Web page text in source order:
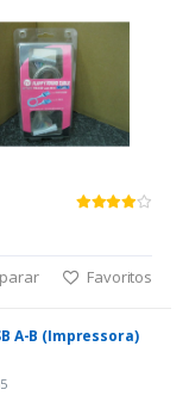
Favoritos
A-B (Impressora)